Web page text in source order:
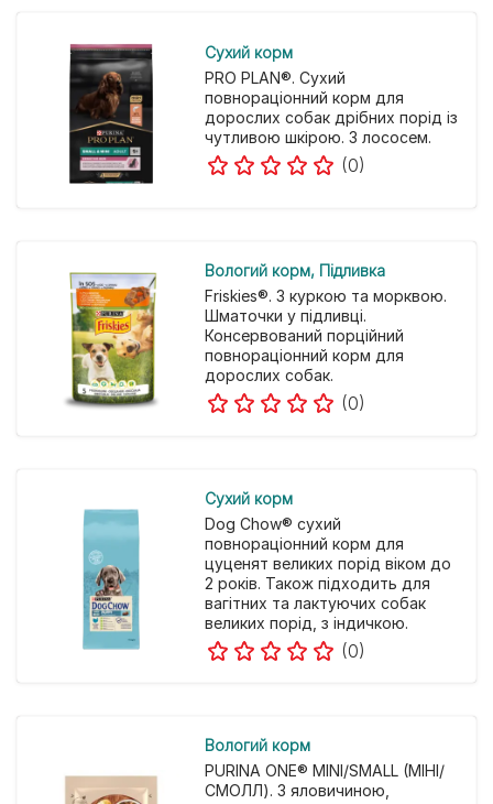
Cухий корм
PRO PLAN®. Сухий
повнораціонний корм для
дорослих собак дрібних порід із
чутливою шкірою. З лососем.
(0)
Вологий корм Підливка
Friskies®. З куркою та морквою.
Шматочки у підливці.
Консервований порційний
повнораціонний корм для
дорослих собак.
(0)
Cухий корм
Dog Chow® сухий
повнораціонний корм для
цуценят великих порід віком до
2 років. Також підходить для
вагітних та лактуючих собак
великих порід, з індичкою.
(0)
Вологий корм
PURINA ONE® MINI/SMALL (МІНІ/
СМОЛЛ). З яловичиною,